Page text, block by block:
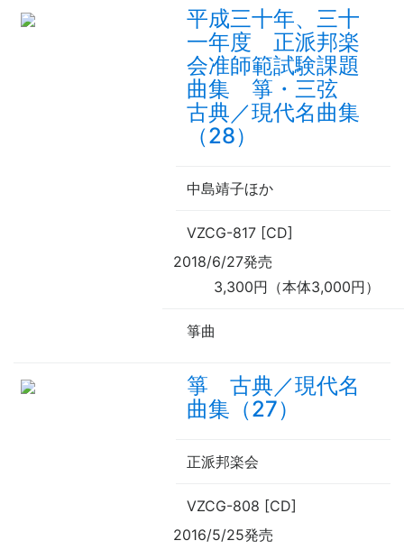
平成三十年、三十
一年度 正派邦楽
会准師範試験課題
曲集 箏・三弦
古典／現代名曲集
（28）
中島靖子ほか
VZCG-817 [CD]
2018/6/27発売
3,300円（本体3,000円）
箏曲
箏 古典／現代名
曲集（27）
正派邦楽会
VZCG-808 [CD]
2016/5/25発売